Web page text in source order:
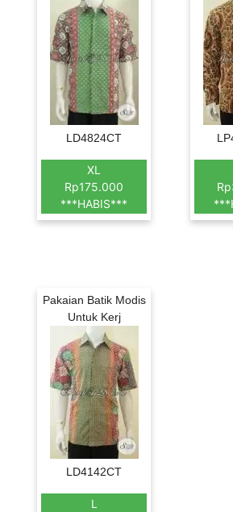
LD4824CT
XL
Rp175.000
***HABIS***
Pakaian Batik Modis
Untuk Kerj
LD4142CT
L